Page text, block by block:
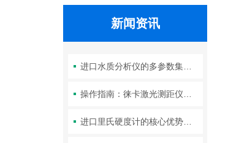
新闻资讯
进口水质分析仪的多参数集成检测技术与系统维护策略
进口里氏硬度计的核心优势：精度、耐用性与多功能性